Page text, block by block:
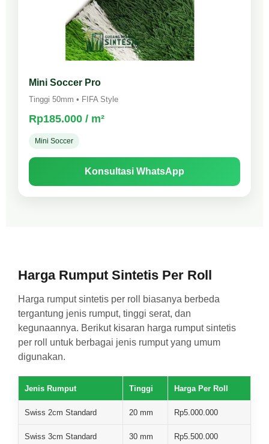
Mini Soccer Pro
Tinggi 50mm • FIFA Style
Rp185.000 / m²
Mini Soccer
Konsultasi WhatsApp
Harga Rumput Sintetis Per Roll
Harga rumput sintetis per roll biasanya berbeda
tergantung jenis rumput, tinggi serat, dan
kegunaannya. Berikut kisaran harga rumput sintetis
per roll untuk berbagai jenis rumput yang umum
digunakan.
Jenis Rumput Tinggi Harga Per Roll
Swiss 2cm Standard 20 mm Rp5.000.000
Swiss 3cm Standard 30 mm Rp5.500.000